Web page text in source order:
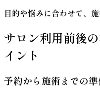
目的や悩みに合わせて、
サロン利用前後
イント
予約から施術までの